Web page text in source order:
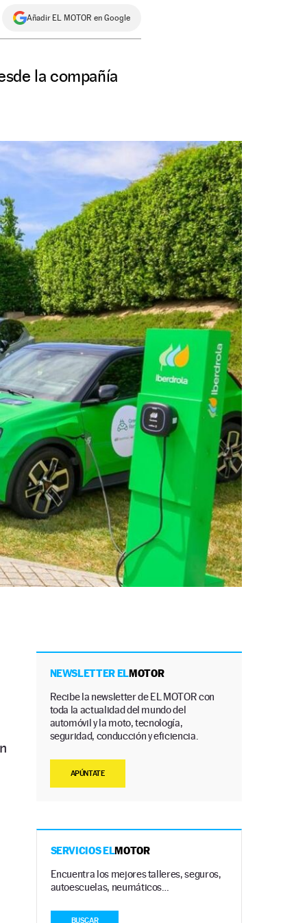
Añadir EL MOTOR en Google
la compañía
NEWSLETTER ELMOTOR
Recibe la newsletter de EL MOTOR con
toda la actualidad del mundo del
automóvil y la moto, tecnología,
seguridad, conducción y eficiencia.
APÚNTATE
SERVICIOS ELMOTOR
Encuentra los mejores talleres, seguros,
autoescuelas, neumáticos…
BUSCAR